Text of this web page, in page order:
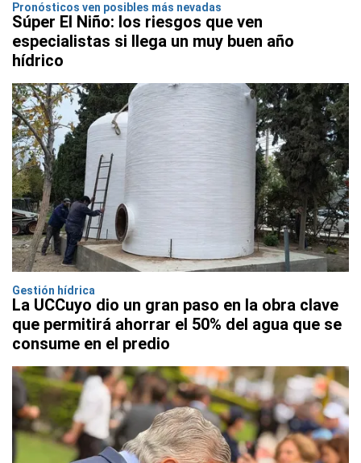
Pronósticos ven posibles más nevadas
Súper El Niño: los riesgos que ven
especialistas si llega un muy buen año
hídrico
Gestión hídrica
La UCCuyo dio un gran paso en la obra clave
que permitirá ahorrar el 50% del agua que se
consume en el predio